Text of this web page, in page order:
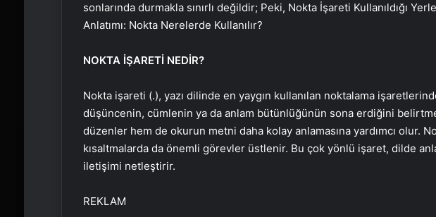
sonlarında durmakla sınırlı değildir; Peki, Nokta İşareti Kullanıldığı
Anlatımı: Nokta Nerelerde Kullanılır?
NOKTA İŞARETİ NEDİR?
Nokta işareti (.), yazı dilinde en yaygın kullanılan noktalama
düşüncenin, cümlenin ya da anlam bütünlüğünün sona erdiğini
düzenler hem de okurun metni daha kolay anlamasına yardımcı olur.
kısaltmalarda da önemli görevler üstlenir. Bu çok yönlü işaret, dilde
iletişimi netleştirir.
REKLAM